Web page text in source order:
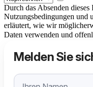
Durch das Absenden dieses
Nutzungsbedingungen und
erläutert, wie wir
Daten verwenden und
Melden Sie